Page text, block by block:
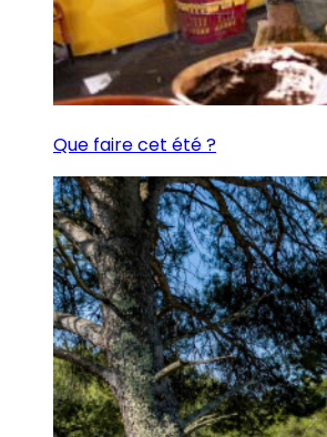
Que faire cet été ?